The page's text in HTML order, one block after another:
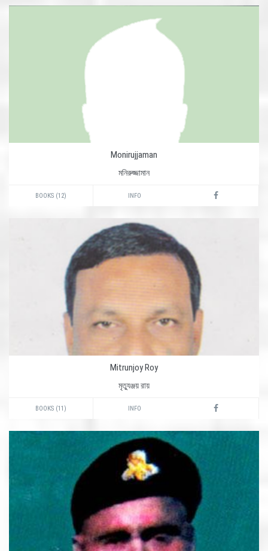
Monirujjaman
মনিরুজ্জামান
BOOKS (12) INFO
Mitrunjoy Roy
মৃত্যুঞ্জয় রায়
BOOKS (11) INFO